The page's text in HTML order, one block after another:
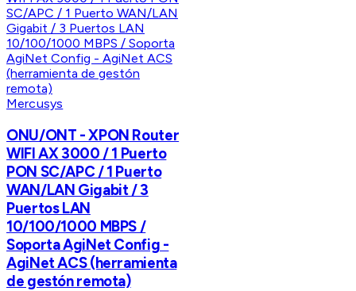
Mercusys
ONU/ONT - XPON Router
WIFI AX 3000 / 1 Puerto
PON SC/APC / 1 Puerto
WAN/LAN Gigabit / 3
Puertos LAN
10/100/1000 MBPS /
Soporta AgiNet Config -
AgiNet ACS (herramienta
de gestón remota)